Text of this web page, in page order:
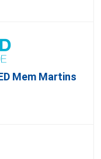
Mem Martins